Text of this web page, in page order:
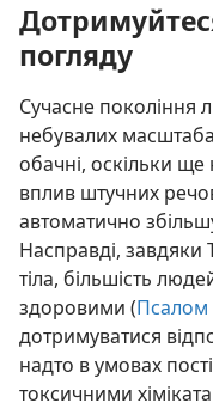
погляду
Сучасне покоління
небувалих
обачні, оскільки
вплив штучних
автоматично
Насправді, завдяки
тіла, більшість
здоровими (Псалом
дотримуватися
надто в умовах
токсичними